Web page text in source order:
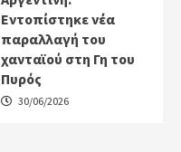
Εντοπίστηκε νέα
παραλλαγή του
χανταϊού στη Γη του
Πυρός
30/06/2026